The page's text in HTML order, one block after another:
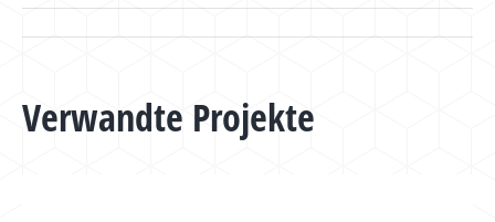
PROJECT
NAVIGATION
Verwandte Projekte